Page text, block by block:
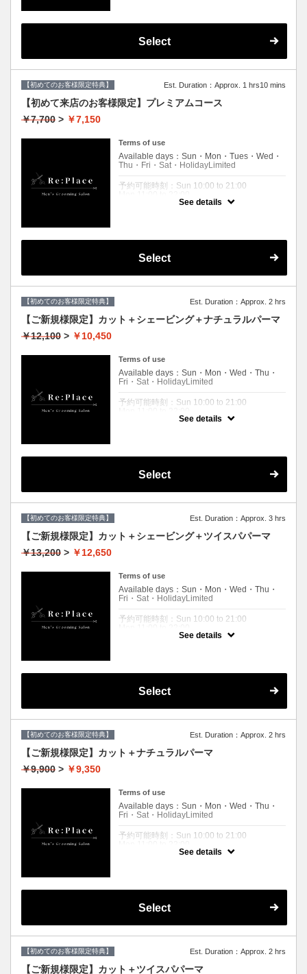
Fri 11:00 to 22:00
Holiday 10:00 to 21:00
【ご新規様限定】リプレイスに初めてご来店
※２回目以降のお客様は使用できませんので
ご新規様限定！
カット、シャンプー、シェービング、５分リ
ラックスケアの体験コース
Select
【初めてのお客様限定特典】 Est. Duration：Approx. 1 hrs10 mins
【初めて来店のお客様限定】プレミアムコース
￥7,700 > ￥7,150
Terms of use
Available days：Sun・Mon・Tues・Wed・
Thu・Fri・Sat・HolidayLimited
予約可能時刻：Sun 10:00 to 21:00
Wed 11:00 to 22:00
Holiday 10:00 to 21:00
Expiration Date：
される方限定クーポンです。
２回目以降のお客様は,通常料金となりますの
【メニュー選択】からコースをお選びくださ
いませ。
パーソナルカット、シャンプー、シェービン
グ、ヘッドスパ、フェイシャルパック、眉毛
メンテナンス、肩マッサージ、ブロー
See details
Select
【初めてのお客様限定特典】 Est. Duration：Approx. 2 hrs
【ご新規様限定】カット＋シェービング＋ナチュラルパーマ
￥12,100 > ￥10,450
Terms of use
Available days：Sun・Mon・Wed・Thu・
Fri・Sat・HolidayLimited
予約可能時刻：Sun 10:00 to 21:00
Wed 11:00 to 22:00
Holiday 10:00 to 21:00
Expiration Date：
されるお客様限定です。
２回目以降のお客様は通常料金となりますの
【メニュー選択】からコースをお選びくださ
いませ。
自然な毛流れを作る緩めのパーマ。
ツイストスパイラルパーマではございませ
ん。
ダメージレスパーマご希望の場合、
来店時にお申し付けください。
See details
Select
【初めてのお客様限定特典】 Est. Duration：Approx. 3 hrs
【ご新規様限定】カット＋シェービング＋ツイスパパーマ
￥13,200 > ￥12,650
Terms of use
Available days：Sun・Mon・Wed・Thu・
Fri・Sat・HolidayLimited
予約可能時刻：Sun 10:00 to 21:00
Wed 11:00 to 22:00
Holiday 10:00 to 21:00
Expiration Date：
されるお客様限定です。
２回目以降のお客様は通常料金となりますの
【メニュー選択】からコースをお選びくださ
いませ。
ダメージレスパーマご希望の場合、
＋¥2,200です。
来店時にお申し付けください。
See details
Select
【初めてのお客様限定特典】 Est. Duration：Approx. 2 hrs
【ご新規様限定】カット＋ナチュラルパーマ
￥9,900 > ￥9,350
Terms of use
Available days：Sun・Mon・Wed・Thu・
Fri・Sat・HolidayLimited
予約可能時刻：Sun 10:00 to 21:00
Wed 11:00 to 22:00
Holiday 10:00 to 22:00
Expiration Date：
れる方限定クーポンです
２回目以降のお客様は通常料金となりますの
【メニュー選択】からコースをお選びくださ
See details
Select
【初めてのお客様限定特典】 Est. Duration：Approx. 2 hrs
【ご新規様限定】カット＋ツイスパパーマ